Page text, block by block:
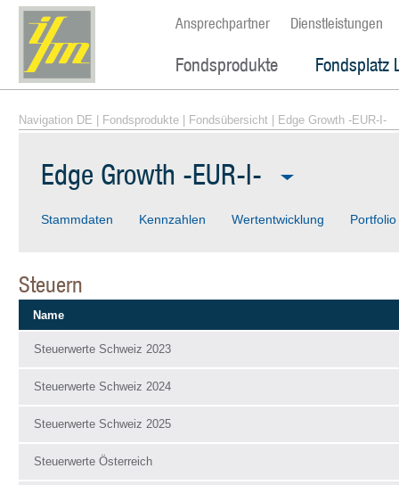
Ansprechpartner Dienstleistungen
Fondsprodukte Fondsplatz
Navigation DE Fondsprodukte Fondsübersicht | Edge Growth -EUR-I-
Edge Growth -EUR-I-
Stammdaten Kennzahlen Wertentwicklung Portfolio
Steuern
Name
Steuerwerte Schweiz 2023
Steuerwerte Schweiz 2024
Steuerwerte Schweiz 2025
Steuerwerte Österreich